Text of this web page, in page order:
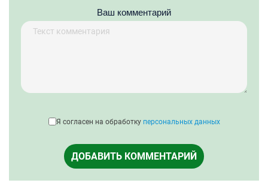
Ваш комментарий
Я согласен на обработку персональных данных
ДОБАВИТЬ КОММЕНТАРИЙ